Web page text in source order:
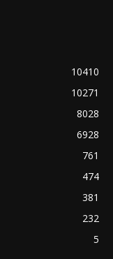
10410
10271
8028
6928
761
474
381
232
5